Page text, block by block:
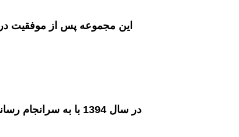
این مجموعه پس از موفقیت در
در سال 1394 با به سرانجام رساندن پیمان همکاری با ایتالیــــا ، واردات محصولات اورجینـــال از برندهای معتبـــر ایتالیــایــــــــــی مرتبط در